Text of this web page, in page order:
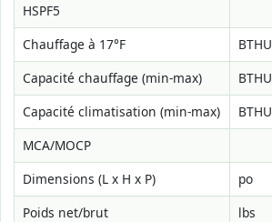
HSPF5
Chauffage à 17°F
BTHU
Capacité chauffage (min-max)
BTHU
Capacité climatisation (min-max)
BTHU
MCA/MOCP
Dimensions (L x H x P)
po
Poids net/brut
lbs